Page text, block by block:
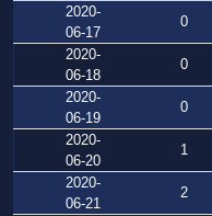
2020-
06-17
0
2020-
06-18
0
2020-
06-19
0
2020-
06-20
1
2020-
06-21
2